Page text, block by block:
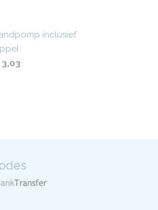
inclusief